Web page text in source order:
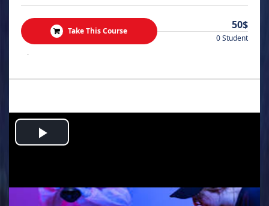
Take This Course 50$
0 Student
.
Play